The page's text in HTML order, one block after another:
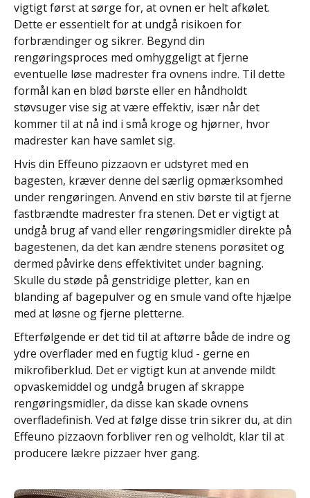
vigtigt først at sørge for, at ovnen er helt afkølet.
Dette er essentielt for at undgå risikoen for
forbrændinger og sikrer. Begynd din
rengøringsproces med omhyggeligt at fjerne
eventuelle løse madrester fra ovnens indre. Til dette
formål kan en blød børste eller en håndholdt
støvsuger vise sig at være effektiv, især når det
kommer til at nå ind i små kroge og hjørner, hvor
madrester kan have samlet sig.
Hvis din Effeuno pizzaovn er udstyret med en
bagesten, kræver denne del særlig opmærksomhed
under rengøringen. Anvend en stiv børste til at fjerne
fastbrændte madrester fra stenen. Det er vigtigt at
undgå brug af vand eller rengøringsmidler direkte på
bagestenen, da det kan ændre stenens porøsitet og
dermed påvirke dens effektivitet under bagning.
Skulle du støde på genstridige pletter, kan en
blanding af bagepulver og en smule vand ofte hjælpe
med at løsne og fjerne pletterne.
Efterfølgende er det tid til at aftørre både de indre og
ydre overflader med en fugtig klud - gerne en
mikrofiberklud. Det er vigtigt kun at anvende mildt
opvaskemiddel og undgå brugen af skrappe
rengøringsmidler, da disse kan skade ovnens
overfladefinish. Ved at følge disse trin sikrer du, at din
Effeuno pizzaovn forbliver ren og velholdt, klar til at
producere lækre pizzaer hver gang.